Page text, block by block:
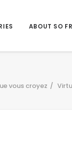
ABOUT SO
vous croyez